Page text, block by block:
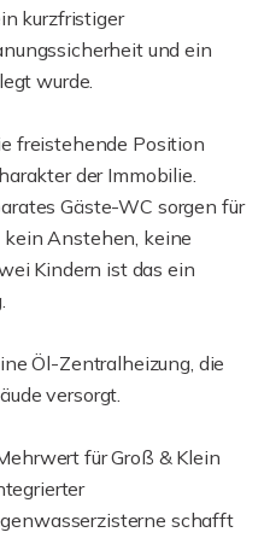
kurzfristiger
und ein
wurde.
freistehende Position
der Immobilie.
Gäste-WC sorgen für
Anstehen, keine
Kindern ist das ein
Öl-Zentralheizung, die
versorgt.
für Groß & Klein
schafft